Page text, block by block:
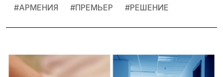
#АРМЕНИЯ #ПРЕМЬЕР #РЕШЕНИЕ